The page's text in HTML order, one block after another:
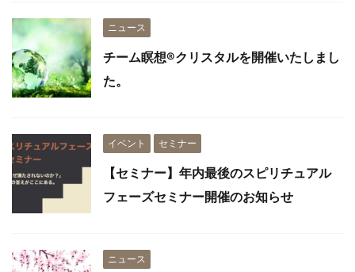
ニュース
チーム瞑想®︎クリスタルを開催いたしまし
た。
イベント セミナー
【セミナー】年内最後のスピリチュアル
フェーズセミナー開催のお知らせ
ニュース